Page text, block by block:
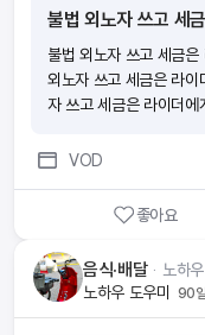
불법 외노자 쓰고 세금
외노자 쓰고 세금은 라
자 쓰고 세금은 라이더
VOD
좋아요
음식·배달ᆞ 노하우
노하우 도우미 90